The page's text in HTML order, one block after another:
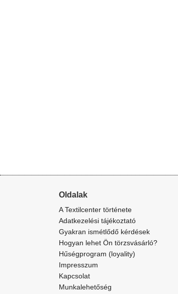
Oldalak
A Textilcenter története
Adatkezelési tájékoztató
Gyakran ismétlődő kérdések
Hogyan lehet Ön törzsvásárló?
Hűségprogram (loyality)
Impresszum
Kapcsolat
Munkalehetőség